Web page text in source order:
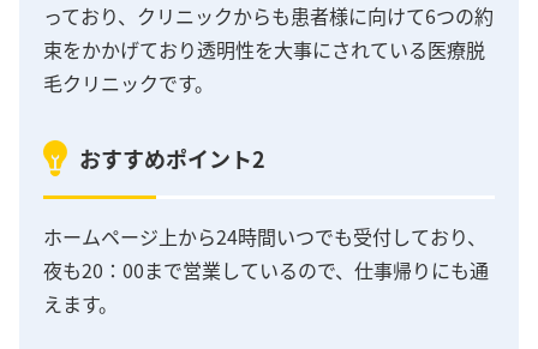
っており、クリニックからも患者様に向けて6つの約
束をかかげており透明性を大事にされている医療脱
毛クリニックです。
おすすめポイント2
ホームページ上から24時間いつでも受付しており、
夜も20：00まで営業しているので、仕事帰りにも通
えます。